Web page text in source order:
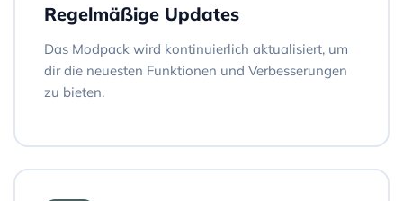
Regelmäßige Updates
Das Modpack wird kontinuierlich aktualisiert, um
dir die neuesten Funktionen und Verbesserungen
zu bieten.